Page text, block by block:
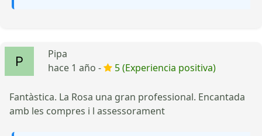
Pipa
hace 1 año -
5 (Experiencia positiva)
Fantàstica. La Rosa una gran professional. Encantada
amb les compres i l assessorament